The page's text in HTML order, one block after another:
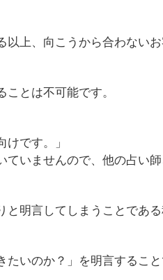
以上、向こうから合わない
とは不可能です。
けです。」
ていませんので、他の占い
と明言してしまうことであ
たいのか？」を明言するこ